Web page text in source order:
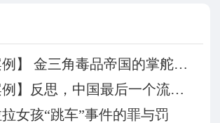
】 金三角毒品帝国的掌舵人——坤沙
反思，中国最后一个流氓罪——牛玉强
女孩“跳车”事件的罪与罚